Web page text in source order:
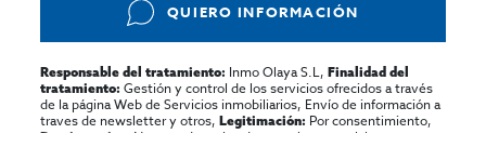
QUIERO INFORMACIÓN
Responsable del tratamiento: Inmo Olaya S.L,Finalidad del
tratamiento: Gestión y control de los servicios ofrecidos a través
de la página Web de Servicios inmobiliarios, Envío de información a
traves de newsletter y otros,Legitimación: Por consentimiento,
Destinatarios:
No se cederan los datos, salvo para elaborar